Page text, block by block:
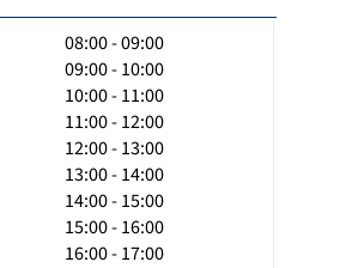
08:00 - 09:00
09:00 - 10:00
10:00 - 11:00
11:00 - 12:00
12:00 - 13:00
13:00 - 14:00
14:00 - 15:00
15:00 - 16:00
16:00 - 17:00